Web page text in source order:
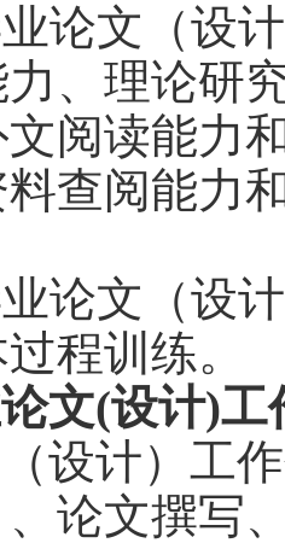
论文（设
、理论研
阅读能力
查阅能力
论文（设
程训练。
文(设计)工
设计）工
、论文撰写